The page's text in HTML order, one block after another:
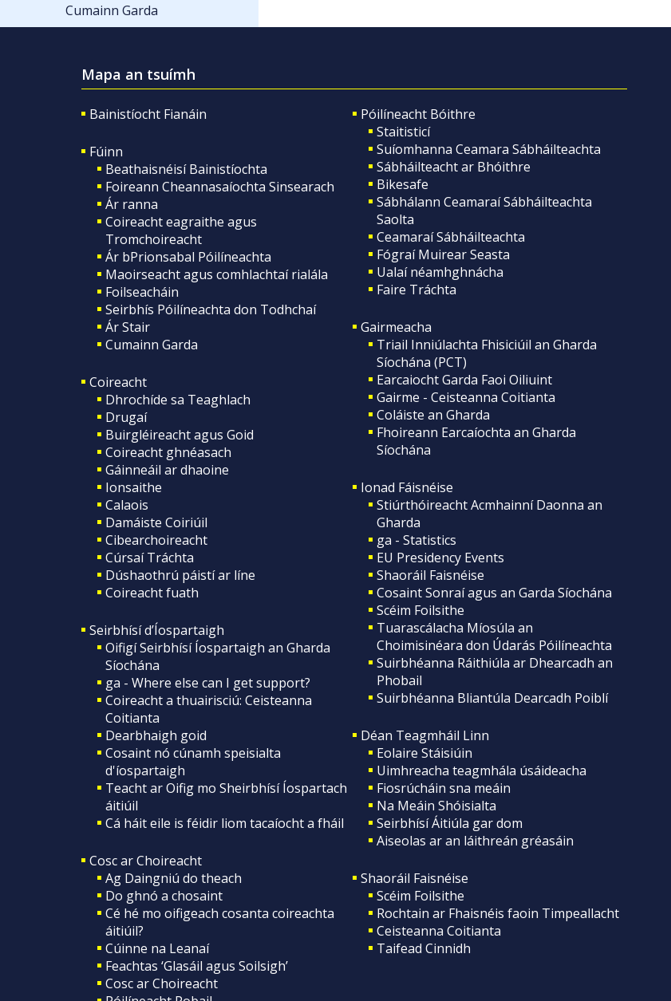
Cumainn Garda
Mapa an tsuímh
Bainistíocht Fianáin
Fúinn
Beathaisnéisí Bainistíochta
Foireann Cheannasaíochta Sinsearach
Ár ranna
Coireacht eagraithe agus
Tromchoireacht
Ár bPrionsabal Póilíneachta
Maoirseacht agus comhlachtaí rialála
Foilseacháin
Seirbhís Póilíneachta don Todhchaí
Ár Stair
Cumainn Garda
Coireacht
Dhrochíde sa Teaghlach
Drugaí
Buirgléireacht agus Goid
Coireacht ghnéasach
Gáinneáil ar dhaoine
Ionsaithe
Calaois
Damáiste Coiriúil
Cibearchoireacht
Cúrsaí Tráchta
Dúshaothrú páistí ar líne
Coireacht fuath
Seirbhísí d’Íospartaigh
Oifigí Seirbhísí Íospartaigh an Gharda
Síochána
ga - Where else can I get support?
Coireacht a thuairisciú: Ceisteanna
Coitianta
Dearbhaigh goid
Cosaint nó cúnamh speisialta
d'íospartaigh
Teacht ar Oifig mo Sheirbhísí Íospartach
áitiúil
Cá háit eile is féidir liom tacaíocht a fháil
Cosc ar Choireacht
Ag Daingniú do theach
Do ghnó a chosaint
Cé hé mo oifigeach cosanta coireachta
áitiúil?
Cúinne na Leanaí
Feachtas ‘Glasáil agus Soilsigh’
Cosc ar Choireacht
Póilíneacht Bóithre
Staitisticí
Suíomhanna Ceamara Sábháilteachta
Sábháilteacht ar Bhóithre
Bikesafe
Sábhálann Ceamaraí Sábháilteachta
Saolta
Ceamaraí Sábháilteachta
Fógraí Muirear Seasta
Ualaí néamhghnácha
Faire Tráchta
Gairmeacha
Triail Inniúlachta Fhisiciúil an Gharda
Síochána (PCT)
Earcaiocht Garda Faoi Oiliuint
Gairme - Ceisteanna Coitianta
Coláiste an Gharda
Fhoireann Earcaíochta an Gharda
Síochána
Ionad Fáisnéise
Stiúrthóireacht Acmhainní Daonna an
Gharda
ga - Statistics
EU Presidency Events
Shaoráil Faisnéise
Cosaint Sonraí agus an Garda Síochána
Scéim Foilsithe
Tuarascálacha Míosúla an
Choimisinéara don Údarás Póilíneachta
Suirbhéanna Ráithiúla ar Dhearcadh an
Phobail
Suirbhéanna Bliantúla Dearcadh Poiblí
Déan Teagmháil Linn
Eolaire Stáisiúin
Uimhreacha teagmhála úsáideacha
Fiosrúcháin sna meáin
Na Meáin Shóisialta
Seirbhísí Áitiúla gar dom
Aiseolas ar an láithreán gréasáin
Shaoráil Faisnéise
Scéim Foilsithe
Rochtain ar Fhaisnéis faoin Timpeallacht
Ceisteanna Coitianta
Taifead Cinnidh